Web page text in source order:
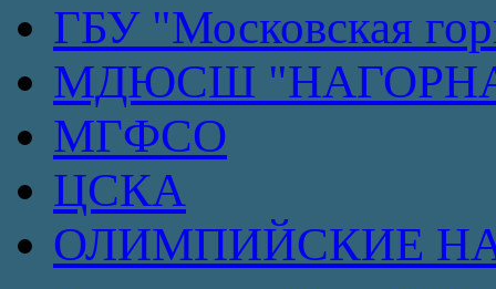
ГБУ "Московская
МДЮСШ
МГФСО
ЦСКА
ОЛИМПИЙСКИЕ